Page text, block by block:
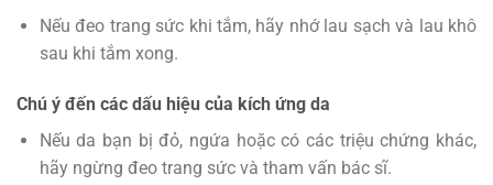
Nếu đeo trang sức khi tắm, hãy nhớ lau sạch và lau khô
sau khi tắm xong.
Chú ý đến các dấu hiệu của kích ứng da
Nếu da bạn bị đỏ, ngứa hoặc có các triệu chứng khác,
hãy ngừng đeo trang sức và tham vấn bác sĩ.